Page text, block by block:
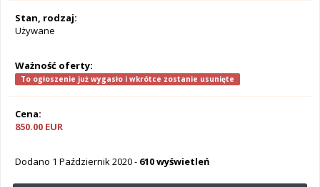
Stan, rodzaj:
Używane
Ważność oferty:
To ogłoszenie już wygasło i wkrótce zostanie usunięte
Cena:
850.00 EUR
Dodano 1 Październik 2020- 610 wyświetleń